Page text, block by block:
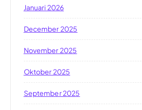
Januari 2026
December 2025
November 2025
Oktober 2025
September 2025